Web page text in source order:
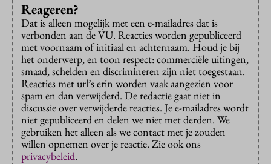
Reageren?
Dat is alleen mogelijk met een e-mailadres dat is
verbonden aan de VU. Reacties worden gepubliceerd
met voornaam of initiaal en achternaam. Houd je bij
het onderwerp, en toon respect: commerciële uitingen,
smaad, schelden en discrimineren zijn niet toegestaan.
Reacties met url’s erin worden vaak aangezien voor
spam en dan verwijderd. De redactie gaat niet in
discussie over verwijderde reacties. Je e-mailadres wordt
niet gepubliceerd en delen we niet met derden. We
gebruiken het alleen als we contact met je zouden
willen opnemen over je reactie. Zie ook ons
privacybeleid.